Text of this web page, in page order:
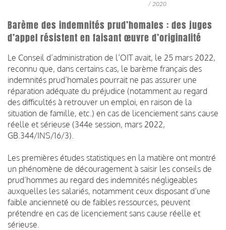
/ 2020
Barème des indemnités prud’homales : des juges
d’appel résistent en faisant œuvre d’originalité
Le Conseil d’administration de l’OIT avait, le 25 mars 2022,
reconnu que, dans certains cas, le barème français des
indemnités prud’homales pourrait ne pas assurer une
réparation adéquate du préjudice (notamment au regard
des difficultés à retrouver un emploi, en raison de la
situation de famille, etc.) en cas de licenciement sans cause
réelle et sérieuse (344e session, mars 2022,
GB.344/INS/16/3).
Les premières études statistiques en la matière ont montré
un phénomène de découragement à saisir les conseils de
prud’hommes au regard des indemnités négligeables
auxquelles les salariés, notamment ceux disposant d’une
faible ancienneté ou de faibles ressources, peuvent
prétendre en cas de licenciement sans cause réelle et
sérieuse.